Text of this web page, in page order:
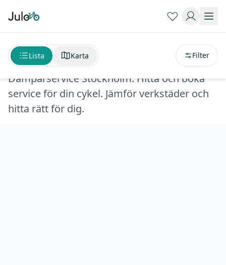
Dämparservice Stockholm
Dämparservice Stockholm. Hitta och boka
service för din cykel. Jämför verkstäder och
hitta rätt för dig.
Lista Karta Filter
avstånd